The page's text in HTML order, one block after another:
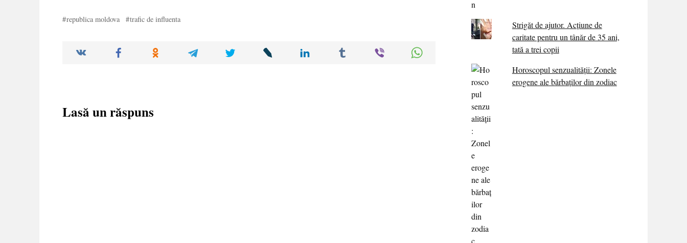
republica moldova trafic de influenta
Lasă un răspuns
Strigăt de ajutor. Acțiune de
caritate pentru un tânăr de 35 ani,
tată a trei copii
Horoscopul senzualității: Zonele
erogene ale bărbaților din zodiac